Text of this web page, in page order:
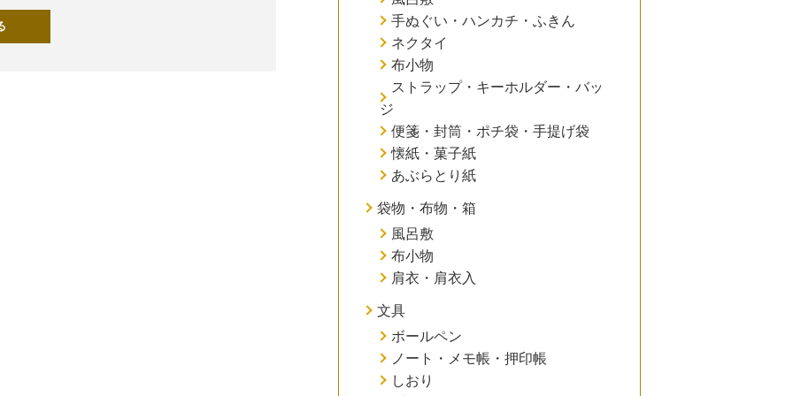
手ぬぐい・ハンカチ・ふきん
ネクタイ
布小物
ストラップ・キーホルダー・バッ
ジ
便箋・封筒・ポチ袋・手提げ袋
懐紙・菓子紙
あぶらとり紙
袋物・布物・箱
風呂敷
布小物
肩衣・肩衣入
文具
ボールペン
ノート・メモ帳・押印帳
しおり